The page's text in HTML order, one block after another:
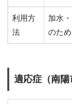
利用方
法
加水
のため
適応症（南陽